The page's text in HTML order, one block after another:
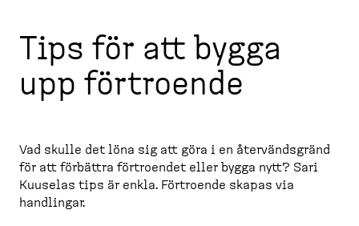
Tips för att bygga
upp förtroende
Vad skulle det löna sig att göra i en återvändsgränd
för att förbättra förtroendet eller bygga nytt? Sari
Kuuselas tips är enkla. Förtroende skapas via
handlingar.